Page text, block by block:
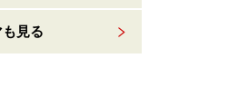
見る